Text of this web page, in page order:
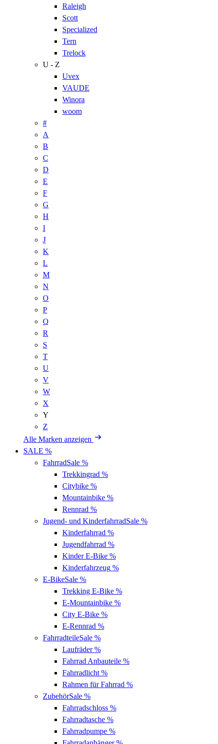
Raleigh
Scott
Specialized
Tern
Trelock
U - Z
Uvex
VAUDE
Winora
woom
#
A
B
C
D
E
F
G
H
I
J
K
L
M
N
O
P
Q
R
S
T
U
V
W
X
Y
Z
Alle Marken anzeigen
SALE %
FahrradSale %
Trekkingrad %
Citybike %
Mountainbike %
Rennrad %
Jugend- und KinderfahrradSale %
Kinderfahrrad %
Jugendfahrrad %
Kinder E-Bike %
Kinderfahrzeug %
E-BikeSale %
Trekking E-Bike %
E-Mountainbike %
City E-Bike %
E-Rennrad %
FahrradteileSale %
Laufräder%
Fahrrad Anbauteile %
Fahrradlicht %
Rahmen für Fahrrad %
ZubehörSale %
Fahrradschloss %
Fahrradtasche %
Fahrradpumpe %